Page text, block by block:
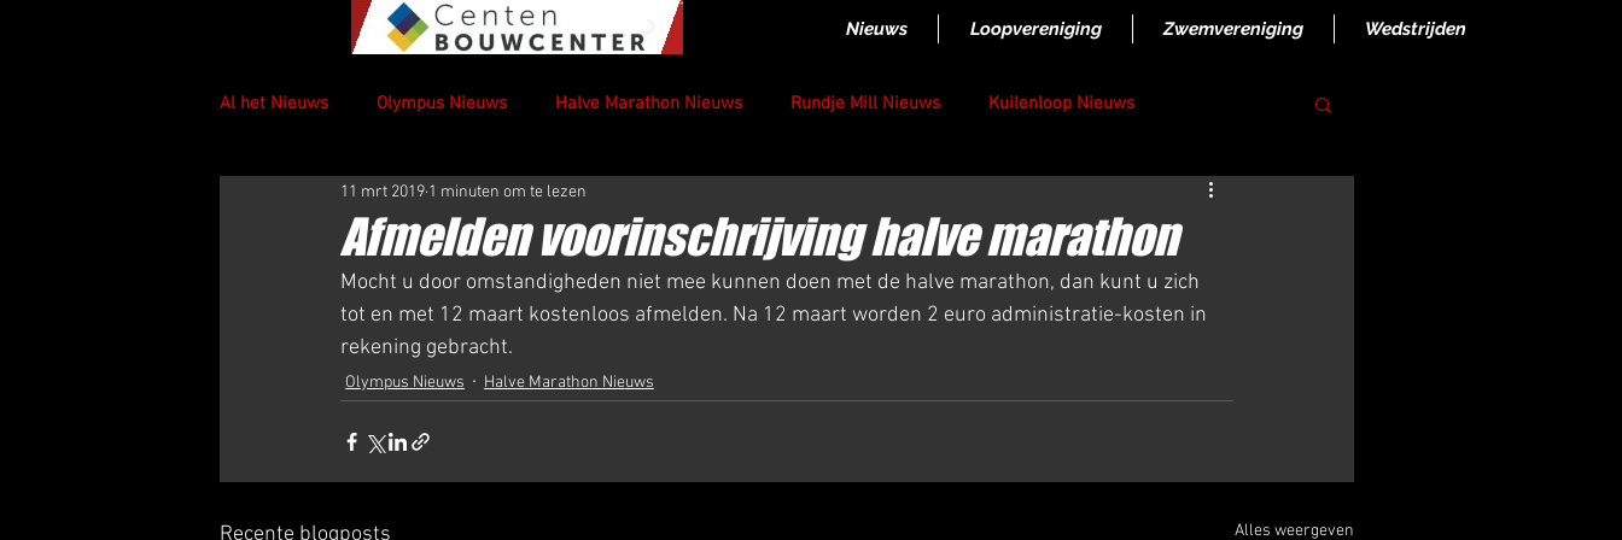
Nieuws Loopvereniging Zwemvereniging Wedstrijden
Al het Nieuws Olympus Nieuws Halve Marathon Nieuws Rundje Mill Nieuws Kuilenloop Nieuws
Afmelden voorinschrijving halve marathon
11 mrt 2019 1 minuten om te lezen
Mocht u door omstandigheden niet mee kunnen doen met de halve marathon, dan kunt u zich
tot en met 12 maart kostenloos afmelden. Na 12 maart worden 2 euro administratie-kosten in
rekening gebracht.
Olympus Nieuws Halve Marathon Nieuws
Recente blogposts Alles weergeven